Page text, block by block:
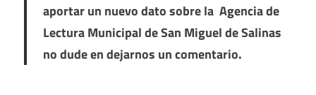
aportar un nuevo dato sobre la Agencia de
Lectura Municipal de San Miguel de Salinas
no dude en dejarnos un comentario.